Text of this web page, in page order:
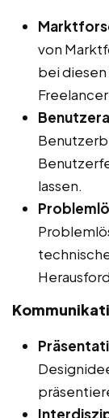
von
bei
lassen.